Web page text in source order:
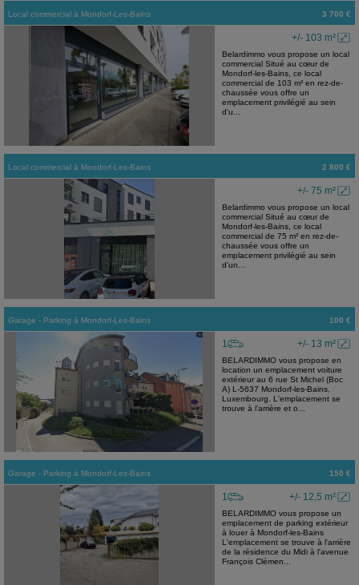
Local commercial à Mondorf-Les-Bains 3 700 €
+/- 103 m²
Belardimmo vous propose un local
commercial Situé au cœur de
Mondorf-les-Bains, ce local
commercial de 103 m² en rez-de-
chaussée vous offre un
emplacement privilégié au sein
d'u...
Local commercial à Mondorf-Les-Bains 2 800 €
+/- 75 m²
Belardimmo vous propose un local
commercial Situé au cœur de
Mondorf-les-Bains, ce local
commercial de 75 m² en rez-de-
chaussée vous offre un
emplacement privilégié au sein
d'un...
Garage - Parking à Mondorf-Les-Bains 100 €
+/- 13 m²
1
BELARDIMMO vous propose en
location un emplacement voiture
extérieur au 6 rue St Michel (Boc
A) L-5637 Mondorf-les-Bains,
Luxembourg. L'emplacement se
trouve à l'arrière et o...
Garage - Parking à Mondorf-Les-Bains 150 €
+/- 12,5 m²
1
BELARDIMMO vous propose un
emplacement de parking extérieur
à louer à Mondorf-les-Bains
L'emplacement se trouve à l'arrière
de la résidence du Midi à l'avenue
François Clémen...